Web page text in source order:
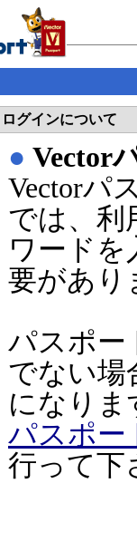
ログインについて
● Vector
Vectorパ
では、利
ワードを
要があり
パスポー
でない場
になりま
パスポー
行って下